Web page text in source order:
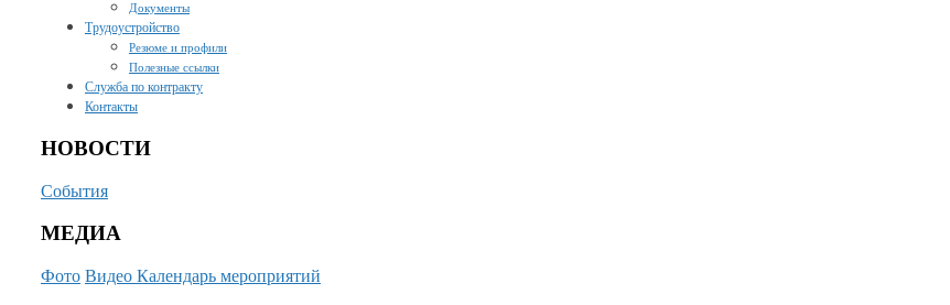
Документы
Трудоустройство
Резюме и профили
Полезные ссылки
Служба по контракту
Контакты
НОВОСТИ
События
МЕДИА
Фото Видео Календарь мероприятий